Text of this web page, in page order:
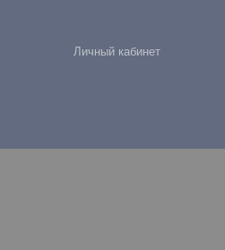
Личный кабинет